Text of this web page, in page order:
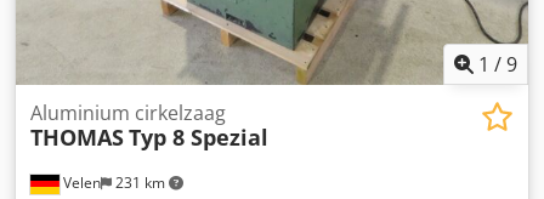
1 /9
Velen 231 km
Aluminium cirkelzaag
THOMASTyp 8 Spezial